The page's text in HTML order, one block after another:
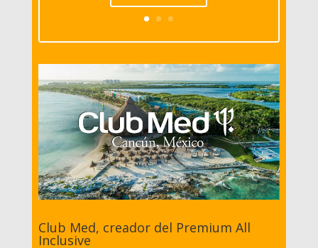
Club Med, creador del Premium All
Inclusive